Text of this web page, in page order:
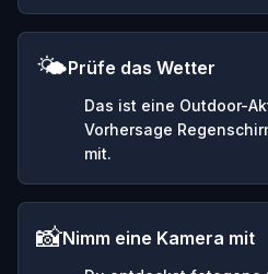
🌤️Prüfe das Wetter
Das ist eine Outdoor-
Vorhersage
mit.
📸Nimm eine Kamera mit